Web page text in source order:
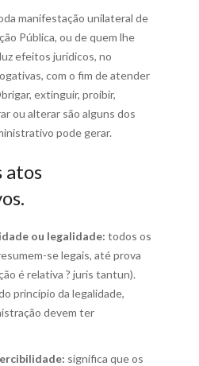
manifestação unilateral de
Pública, ou de quem lhe
efeitos jurídicos, no
com o fim de atender
extinguir, proibir,
ou alterar são alguns dos
pode gerar.
atos
ou legalidade: todos os
se legais, até prova
é relativa ? juris tantun).
princípio da legalidade,
devem ter
significa que os